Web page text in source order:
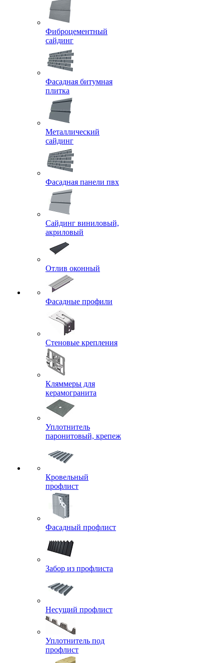
Фиброцементный
сайдинг
Фасадная битумная
плитка
Металлический
сайдинг
Фасадная панели пвх
Сайдинг виниловый,
акриловый
Отлив оконный
Фасадные профили
Стеновые крепления
Кляммеры для
керамогранита
Уплотнитель
паронитовый, крепеж
Кровельный
профлист
Фасадный профлист
Забор из профлиста
Несущий профлист
Уплотнитель под
профлист